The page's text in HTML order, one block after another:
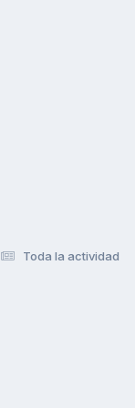
Toda la actividad